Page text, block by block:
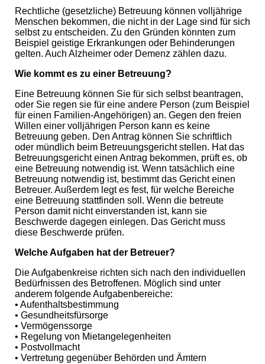
Rechtliche (gesetzliche) Betreuung können volljährige
Menschen bekommen, die nicht in der Lage sind für sich
selbst zu entscheiden. Zu den Gründen könnten zum
Beispiel geistige Erkrankungen oder Behinderungen
gelten. Auch Alzheimer oder Demenz zählen dazu.
Wie kommt es zu einer Betreuung?
Eine Betreuung können Sie für sich selbst beantragen,
oder Sie regen sie für eine andere Person (zum Beispiel
für einen Familien-Angehörigen) an. Gegen den freien
Willen einer volljährigen Person kann es keine
Betreuung geben. Den Antrag können Sie schriftlich
oder mündlich beim Betreuungsgericht stellen. Hat das
Betreuungsgericht einen Antrag bekommen, prüft es, ob
eine Betreuung notwendig ist. Wenn tatsächlich eine
Betreuung notwendig ist, bestimmt das Gericht einen
Betreuer. Außerdem legt es fest, für welche Bereiche
eine Betreuung stattfinden soll. Wenn die betreute
Person damit nicht einverstanden ist, kann sie
Beschwerde dagegen einlegen. Das Gericht muss
diese Beschwerde prüfen.
Welche Aufgaben hat der Betreuer?
Die Aufgabenkreise richten sich nach den individuellen
Bedürfnissen des Betroffenen. Möglich sind unter
anderem folgende Aufgabenbereiche:
• Aufenthaltsbestimmung
• Gesundheitsfürsorge
• Vermögenssorge
• Regelung von Mietangelegenheiten
• Postvollmacht
• Vertretung gegenüber Behörden und Ämtern